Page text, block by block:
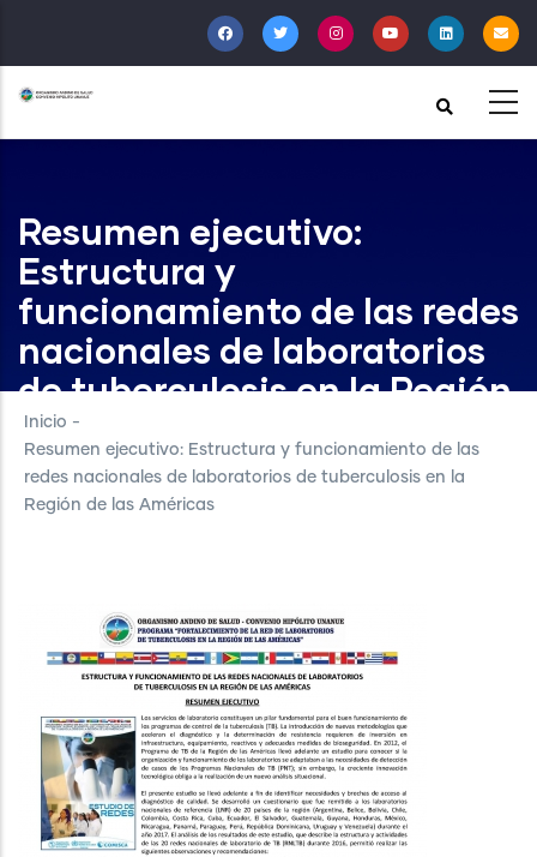
al
contenido
principal
Resumen ejecutivo:
Estructura y
funcionamiento de las redes
nacionales de laboratorios
de tuberculosis en la Región
de las Américas
Inicio -
Resumen ejecutivo: Estructura y funcionamiento de las
redes nacionales de laboratorios de tuberculosis en la
Región de las Américas